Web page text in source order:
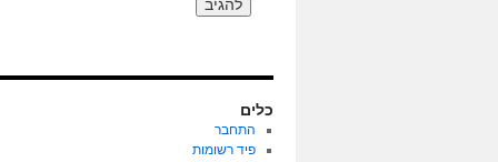
כלים
התחבר
פיד רשומות